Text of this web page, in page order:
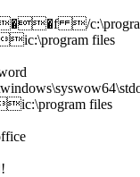
/
files
files